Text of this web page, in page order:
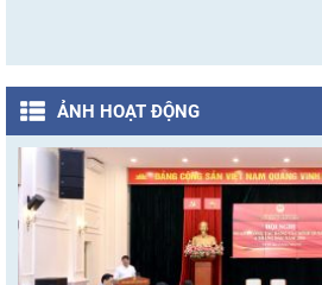
ẢNH HOẠT ĐỘNG